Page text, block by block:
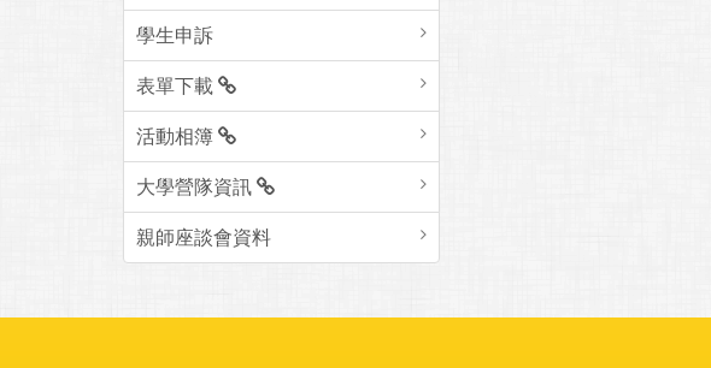
學生申訴
表單下載
活動相簿
大學營隊資訊
親師座談會資料